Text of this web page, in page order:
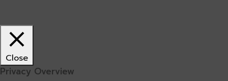
Close
Privacy Overview